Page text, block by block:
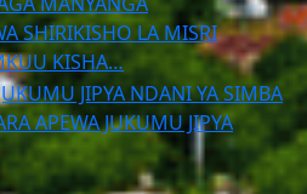
SHIRIKISHO LA MISRI
KISHA…
APEWA JUKUMU JIPYA